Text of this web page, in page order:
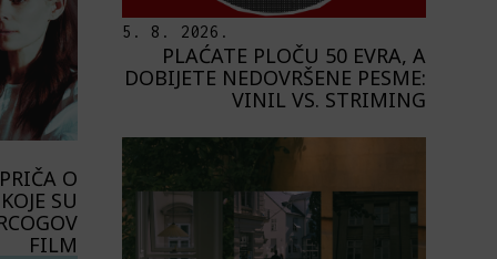
O
SU
FILM
5. 8. 2026.
PLAĆATE PLOČU 50 EVRA, A
DOBIJETE NEDOVRŠENE PESME:
VINIL VS. STRIMING